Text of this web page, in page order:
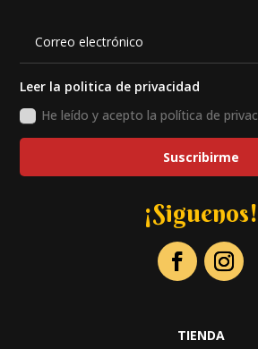
Leer la politica de privacidad
He leído y acepto la política de
Suscribirme
¡Siguenos!
TIENDA